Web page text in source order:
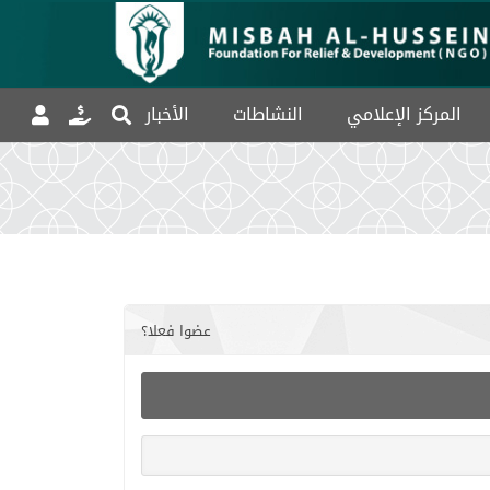
المركز الإعلامي النشاطات الأخبار
عضوا فعلا؟